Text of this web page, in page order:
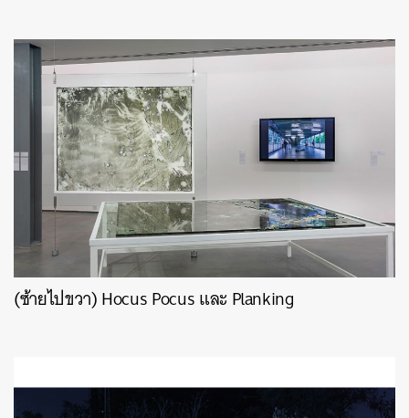
(ซ้ายไปขวา) Hocus Pocus และ Planking
ค้นหา
SHARE TWEET